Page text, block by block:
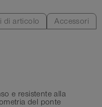
di articolo Accessori
e resistente alla
del ponte